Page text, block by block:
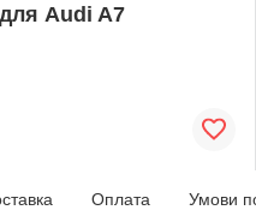
Audi A7
Оплата Умови